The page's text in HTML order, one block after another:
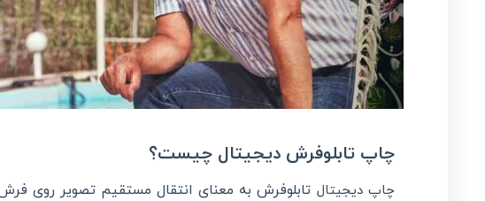
چاپ تابلوفرش دیجیتال چیست؟
چاپ دیجیتال تابلوفرش به معنای انتقال مستقیم تصویر روی